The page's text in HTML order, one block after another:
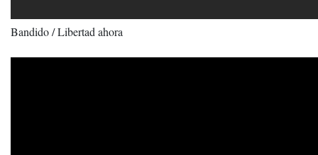
Bandido / Libertad ahora